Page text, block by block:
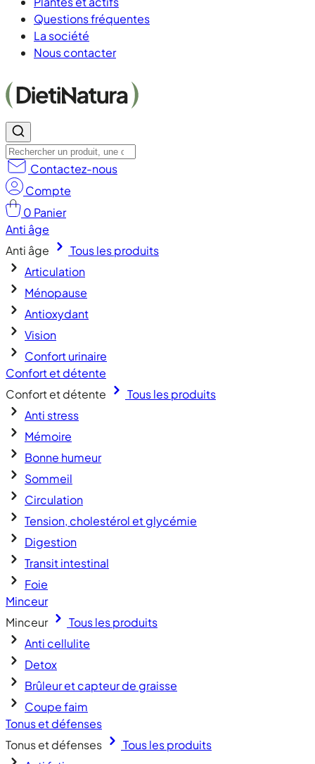
Questions fréquentes
La société
Nous contacter
Contactez-nous
Compte
0 Panier
Anti âge
Anti âge
Tous les produits
Articulation
Ménopause
Antioxydant
Vision
Confort urinaire
Confort et détente
Confort et détente
Tous les produits
Anti stress
Mémoire
Bonne humeur
Sommeil
Circulation
Tension, cholestérol et glycémie
Digestion
Transit intestinal
Foie
Minceur
Minceur
Tous les produits
Anti cellulite
Detox
Brûleur et capteur de graisse
Coupe faim
Tonus et défenses
Tonus et défenses
Tous les produits